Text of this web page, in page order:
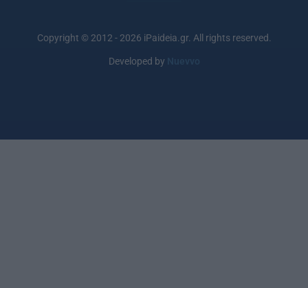
Copyright © 2012 - 2026 iPaideia.gr. All rights reserved.
Developed by